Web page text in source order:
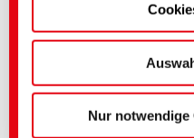
Genauere Einstellungen
unserer
Nur notwendige
Weiterführende Medien
Giant for